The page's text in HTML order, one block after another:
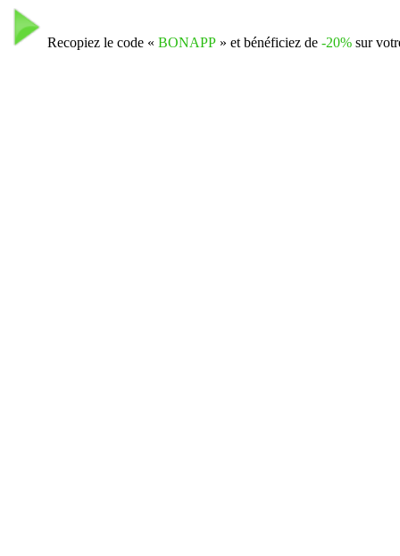
Recopiez le code « BONAPP » et bénéficiez de -20% sur